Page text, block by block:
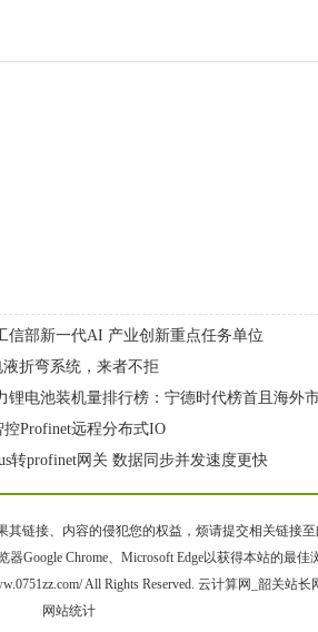
信部新一代AI 产业创新重点任务单位
折弯系统，来者不拒
锂电池装机量排行榜：宁德时代榜首且海外
控Profinet远程分布式IO
转profinet网关 数据同步并发速度更快
链接、内容的侵犯您的权益，烦请提交相关链接至
Google Chrome、Microsoft Edge以获得本站的最佳
All Rights Reserved. 云计算网_韶关站长
网站统计